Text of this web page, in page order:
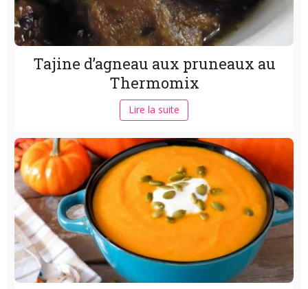
Tajine d’agneau aux pruneaux au
Thermomix
Lire la suite